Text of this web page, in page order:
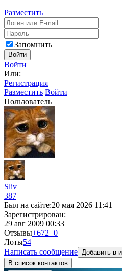
Разместить
Запомнить
Войти
Войти
Или:
Регистрация
Разместить Войти
Пользователь
Sliv
387
Был на сайте:20 мая 2026 11:41
Зарегистрирован:
29 авг 2009 00:33
Отзывы+672−0
Лоты54
Написать сообщение Добавить в
В список контактов